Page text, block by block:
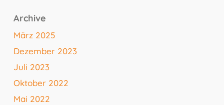
Archive
März 2025
Dezember 2023
Juli 2023
Oktober 2022
Mai 2022